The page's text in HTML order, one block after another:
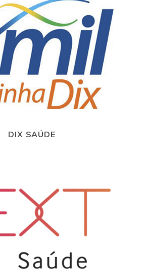
DIX SAÚDE